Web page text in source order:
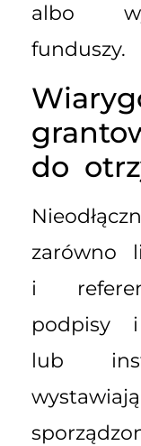
albo
funduszy.
do
zarówno
i
podpisy
lub